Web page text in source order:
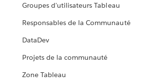
Groupes d'utilisateurs Tableau
Responsables de la Communauté
DataDev
Projets de la communauté
Zone Tableau